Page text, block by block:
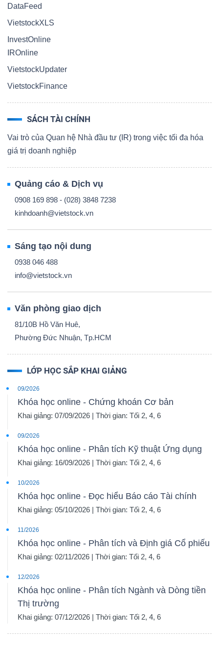
DataFeed
VietstockXLS
InvestOnline
IROnline
VietstockUpdater
VietstockFinance
SÁCH TÀI CHÍNH
Vai trò của Quan hệ Nhà đầu tư (IR) trong việc tối đa hóa
giá trị doanh nghiệp
Quảng cáo & Dịch vụ
0908 169 898 - (028) 3848 7238
kinhdoanh@vietstock.vn
Sáng tạo nội dung
0938 046 488
info@vietstock.vn
Văn phòng giao dịch
81/10B Hồ Văn Huê,
Phường Đức Nhuận, Tp.HCM
LỚP HỌC SẮP KHAI GIẢNG
09/2026
Khóa học online - Chứng khoán Cơ bản
Khai giảng: 07/09/2026 | Thời gian: Tối 2, 4, 6
09/2026
Khóa học online - Phân tích Kỹ thuật Ứng dụng
Khai giảng: 16/09/2026 | Thời gian: Tối 2, 4, 6
10/2026
Khóa học online - Đọc hiểu Báo cáo Tài chính
Khai giảng: 05/10/2026 | Thời gian: Tối 2, 4, 6
11/2026
Khóa học online - Phân tích và Định giá Cổ phiếu
Khai giảng: 02/11/2026 | Thời gian: Tối 2, 4, 6
12/2026
Khóa học online - Phân tích Ngành và Dòng tiền
Thị trường
Khai giảng: 07/12/2026 | Thời gian: Tối 2, 4, 6